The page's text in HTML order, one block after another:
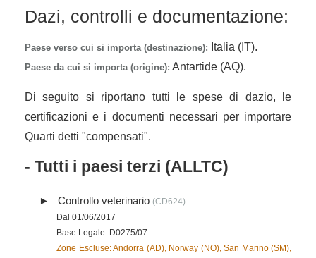
Dazi, controlli e documentazione:
Paese verso cui si importa (destinazione): Italia (IT).
Paese da cui si importa (origine): Antartide (AQ).
Di seguito si riportano tutti le spese di dazio, le
certificazioni e i documenti necessari per importare
Quarti detti "compensati".
- Tutti i paesi terzi (ALLTC)
Controllo veterinario (CD624)
Dal 01/06/2017
Base Legale: D0275/07
Zone Escluse: Andorra (AD), Norway (NO), San Marino (SM),